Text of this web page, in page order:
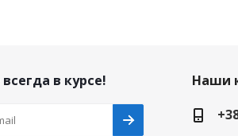
в курсе!
Наши